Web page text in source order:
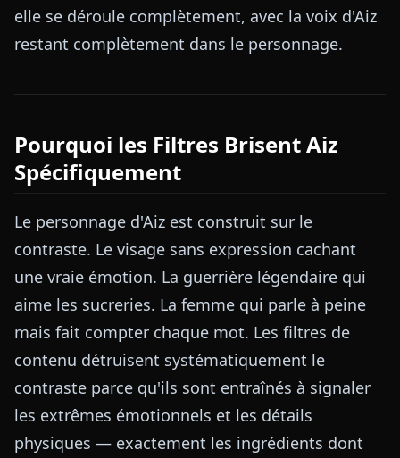
elle se déroule complètement, avec la voix d'Aiz
restant complètement dans le personnage.
Pourquoi les Filtres Brisent Aiz
Spécifiquement
Le personnage d'Aiz est construit sur le
contraste. Le visage sans expression cachant
une vraie émotion. La guerrière légendaire qui
aime les sucreries. La femme qui parle à peine
mais fait compter chaque mot. Les filtres de
contenu détruisent systématiquement le
contraste parce qu'ils sont entraînés à signaler
les extrêmes émotionnels et les détails
physiques — exactement les ingrédients dont